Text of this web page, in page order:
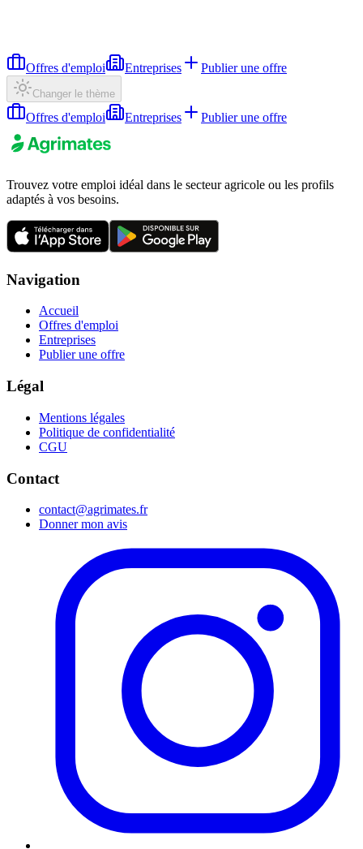
Offres d'emploi Entreprises Publier une offre
Changer le thème
Offres d'emploi Entreprises Publier une offre
Trouvez votre emploi idéal dans le secteur agricole ou les profils
adaptés à vos besoins.
Navigation
Accueil
Offres d'emploi
Entreprises
Publier une offre
Légal
Mentions légales
Politique de confidentialité
CGU
Contact
contact@agrimates.fr
Donner mon avis